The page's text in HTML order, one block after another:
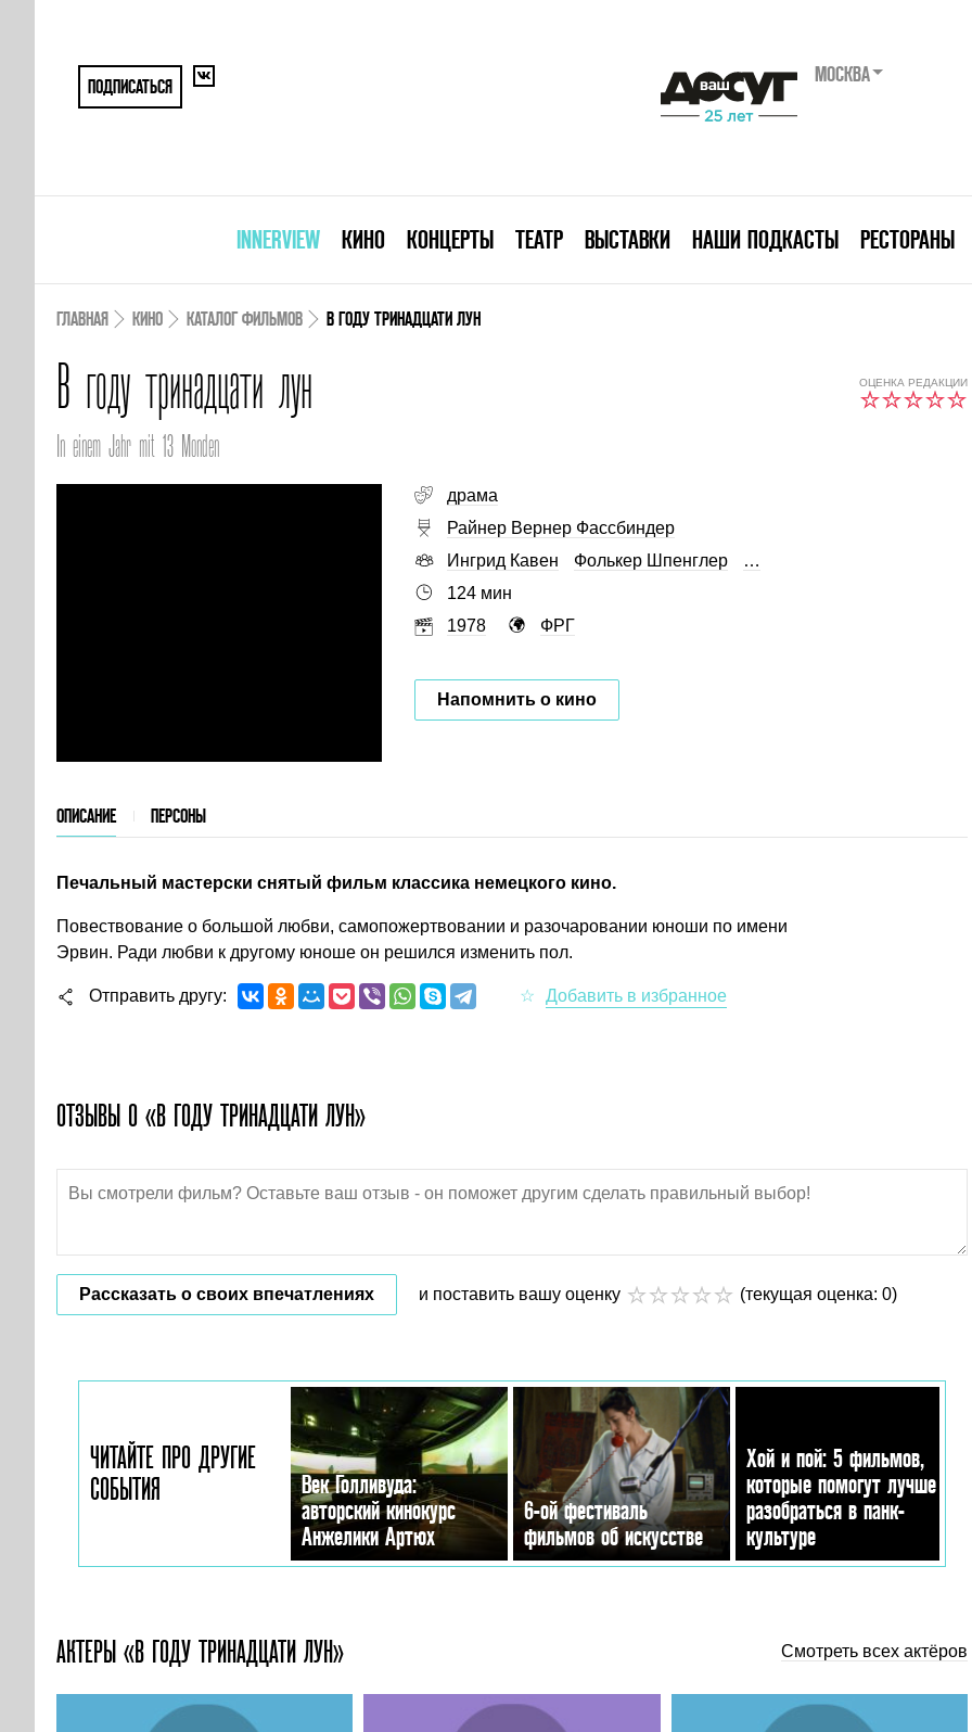
ПОДПИСАТЬСЯ
МОСКВА
INNERVIEW КИНО КОНЦЕРТЫ ТЕАТР ВЫСТАВКИ НАШИ ПОДКАСТЫ РЕСТОРАНЫ
ГЛАВНАЯ КИНО КАТАЛОГ ФИЛЬМОВ В ГОДУ ТРИНАДЦАТИ ЛУН
В году тринадцати лун ОЦЕНКА РЕДАКЦИИ
In einem Jahr mit 13 Monden
драма
Райнер Вернер Фассбиндер
Ингрид Кавен
Фолькер Шпенглер
…
124 мин
1978
ФРГ
Напомнить о кино
ОПИСАНИЕ ПЕРСОНЫ
Печальный мастерски снятый фильм классика немецкого кино.
Повествование о большой любви, самопожертвовании и разочаровании юноши по имени
Эрвин. Ради любви к другому юноше он решился изменить пол.
Отправить другу
ОТЗЫВЫ О «В ГОДУ ТРИНАДЦАТИ ЛУН»
Рассказать о своих впечатлениях и поставить вашу оценку (текущая оценка: 0)
ЧИТАЙТЕ ПРО ДРУГИЕ
СОБЫТИЯ
Век Голливуда:
авторский кинокурс
Анжелики Артюх
6-ой фестиваль
фильмов об искусстве
Хой и пой: 5 фильмов,
которые помогут лучше
разобраться в панк-
культуре
АКТЕРЫ «В ГОДУ ТРИНАДЦАТИ ЛУН» Смотреть всех актёров